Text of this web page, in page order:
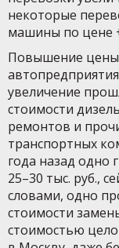
некоторые
машины по цене
Повышение цены
увеличение
стоимости
ремонтов и
транспортных
года назад одно
25–30 тыс. руб.,
словами, одно
стоимости
стоимостью